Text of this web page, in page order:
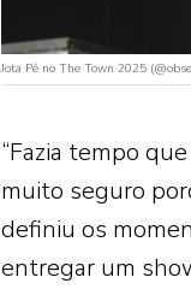
Jota Pê no The Town 2025
“Fazia tempo
muito seguro
definiu os
entregar um